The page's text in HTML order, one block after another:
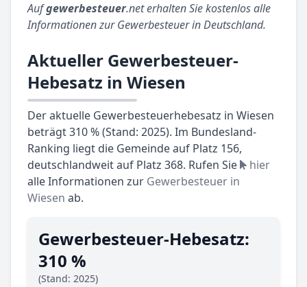
Aufgewerbesteuer.net erhalten Sie kostenlos alle
Informationen zur Gewerbesteuer in Deutschland.
Aktueller Gewerbesteuer-
Hebesatz in Wiesen
Der aktuelle Gewerbesteuerhebesatz in Wiesen
beträgt 310 % (Stand: 2025). Im Bundesland-
Ranking liegt die Gemeinde auf Platz 156,
deutschlandweit auf Platz 368. Rufen Sie
hier
alle Informationen zur Gewerbesteuer in
Wiesen ab.
Gewerbesteuer-Hebesatz:
310 %
(Stand: 2025)